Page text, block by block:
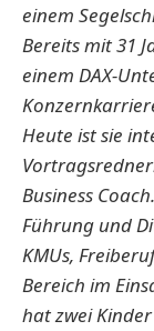
einem
Bereits mit 31
einem DAX-
Heute ist sie
Business
Führung und
KMUs,
Bereich im
hat zwei